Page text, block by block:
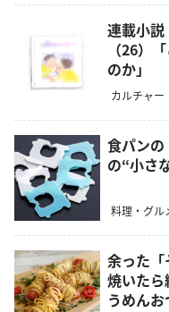
連載小
（26）
のか」
カルチャー
食パン
の“小さ
料理・グル
余った
焼いた
うめん